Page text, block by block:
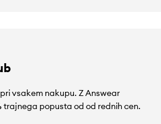
vsakem nakupu. Z Answear
trajnega popusta od od rednih cen.